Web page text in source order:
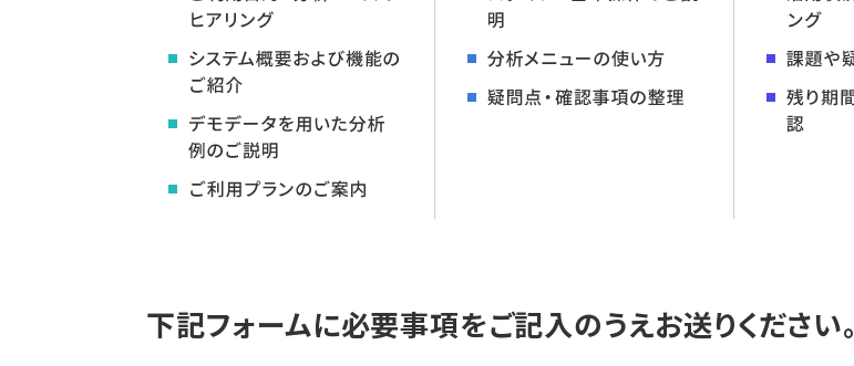
下記フォームに必要事項をご記入のうえお送りください。